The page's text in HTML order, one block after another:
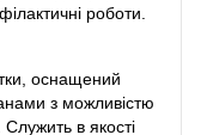
роботи.
оснащений
з можливістю
в якості